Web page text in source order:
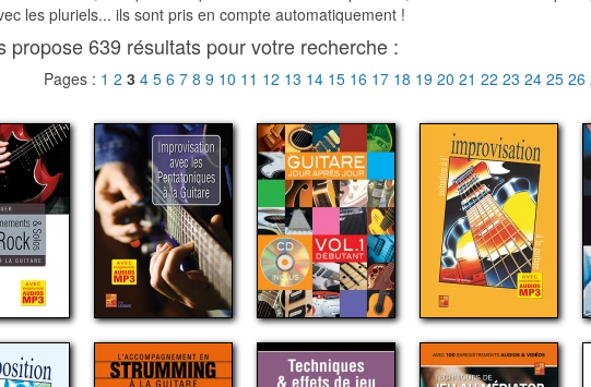
les pluriels... ils sont pris en compte automatiquement !
propose 639 résultats pour votre recherche :
Pages : 1 2 3 4 5 6 7 8 9 10 11 12 13 14 15 16 17 18 19 20 21 22 23 24 25 26